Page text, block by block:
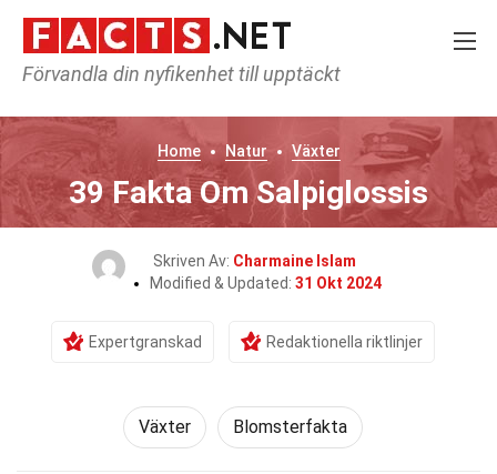
Förvandla din nyfikenhet till upptäckt
Home Natur Växter
39 Fakta Om Salpiglossis
Skriven Av: Charmaine Islam
Modified & Updated: 31 Okt 2024
Expertgranskad Redaktionella riktlinjer
Växter Blomsterfakta